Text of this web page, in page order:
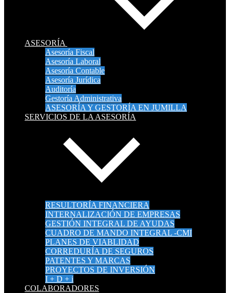
ASESORÍA
Asesoría Fiscal
Asesoría Laboral
Asesoría Contable
Asesoría Jurídica
Auditoría
Gestoría Administrativa
ASESORÍA Y GESTORÍA EN JUMILLA
SERVICIOS DE LA ASESORÍA
RESULTORÍA FINANCIERA
INTERNALIZACIÓN DE EMPRESAS
GESTIÓN INTEGRAL DE AYUDAS
CUADRO DE MANDO INTEGRAL -CMI
PLANES DE VIABLIDAD
CORREDURÍA DE SEGUROS
PATENTES Y MARCAS
PROYECTOS DE INVERSIÓN
I + D + i
COLABORADORES